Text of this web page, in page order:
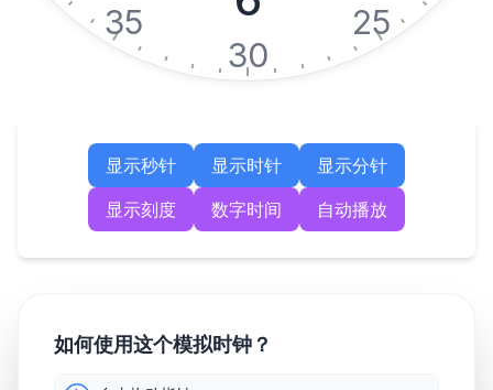
25
30
35
显示秒针 显示时针
显示分针
显示刻度
数字时间 自动播放
如何使用这个模拟时钟？